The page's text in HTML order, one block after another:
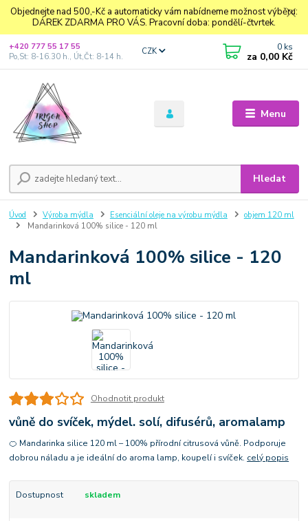
Objednejte nad 500,-Kč a automaticky vám nabídneme možnost výběru:
DÁREK ZDARMA PRO VÁS. Pracovní doba: pondělí-čtvrtek.
Menu
CZK
Hledat
+420 777 55 17 55
Po,St: 8-16.30 h., Út,Čt: 8-14 h.
0 ks
za 0,00 Kč
Úvod Výroba mýdla Esenciální oleje na výrobu mýdla
objem 120 ml
Mandarinková 100% silice - 120 ml
Mandarinková 100% silice - 120
ml
Ohodnotit produkt
vůně do svíček, mýdel. solí, difusérů, aromalamp
🍊 Mandarinka silice 120 ml – 100% přírodní citrusová vůně. Podporuje
dobrou náladu a je ideální do aroma lamp, koupelí i svíček. celý popis
Dostupnost skladem